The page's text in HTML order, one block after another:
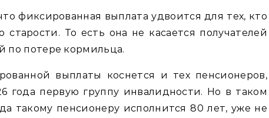
фиксированная выплата удвоится для тех, кто
То есть она не касается получателей
по потере кормильца.
выплаты коснется и тех пенсионеров,
года первую группу инвалидности. Но в таком
такому пенсионеру исполнится 80 лет, уже не